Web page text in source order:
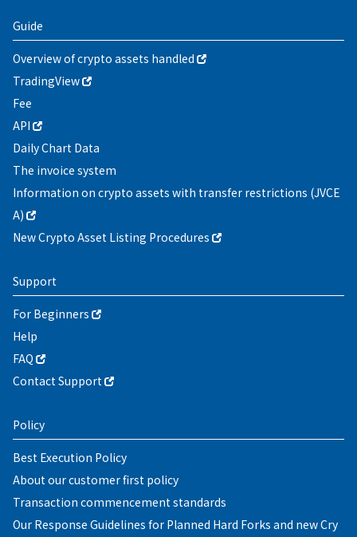
Guide
Overview of crypto assets handled
TradingView
Fee
API
Daily Chart Data
The invoice system
Information on crypto assets with transfer restrictions (JVCE
A)
New Crypto Asset Listing Procedures
Support
For Beginners
Help
FAQ
Contact Support
Policy
Best Execution Policy
About our customer first policy
Transaction commencement standards
Our Response Guidelines for Planned Hard Forks and new Cry